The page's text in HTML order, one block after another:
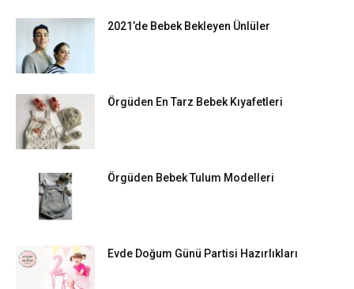
2021’de Bebek Bekleyen Ünlüler
Örgüden En Tarz Bebek Kıyafetleri
Örgüden Bebek Tulum Modelleri
Evde Doğum Günü Partisi Hazırlıkları